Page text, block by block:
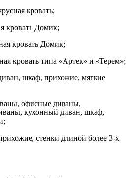
кровать;
кровать Домик;
кровать Домик;
кровать типа «Артек» и «Терем»;
шкаф, прихожие, мягкие
офисные диваны,
кухонный диван, шкаф,
стенки длиной более 3-х